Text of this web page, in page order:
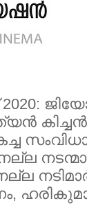
കിച്ചന്‍